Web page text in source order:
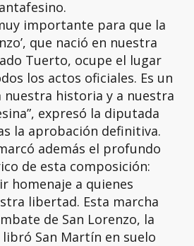
importante para que la
que nació en nuestra
Tuerto, ocupe el lugar
los actos oficiales. Es un
nuestra historia y a nuestra
expresó la diputada
la aprobación definitiva.
además el profundo
de esta composición:
homenaje a quienes
libertad. Esta marcha
de San Lorenzo, la
San Martín en suelo